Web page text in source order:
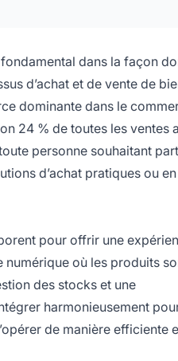
dans la façon
d’achat et de vente de
dominante dans le
24 % de toutes les ventes
personne souhaitant
d’achat pratiques ou
pour offrir une
numérique où les produits
des stocks et une
harmonieusement
de manière efficiente